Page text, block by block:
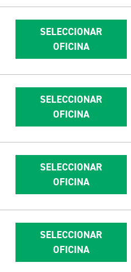
SELECCIONAR
OFICINA
SELECCIONAR
OFICINA
SELECCIONAR
OFICINA
SELECCIONAR
OFICINA